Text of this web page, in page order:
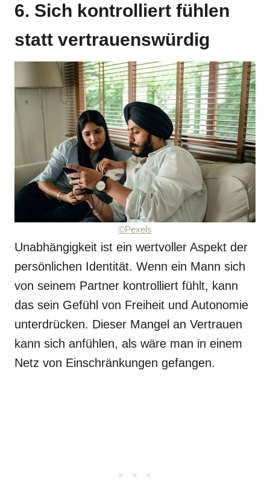
6. Sich kontrolliert fühlen
statt vertrauenswürdig
©Pexels
Unabhängigkeit ist ein wertvoller Aspekt der
persönlichen Identität. Wenn ein Mann sich
von seinem Partner kontrolliert fühlt, kann
das sein Gefühl von Freiheit und Autonomie
unterdrücken. Dieser Mangel an Vertrauen
kann sich anfühlen, als wäre man in einem
Netz von Einschränkungen gefangen.